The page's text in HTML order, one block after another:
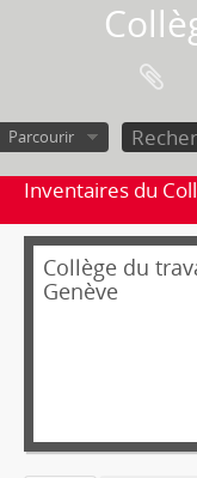
Parcourir
Inventaires du
Collège du
Genève